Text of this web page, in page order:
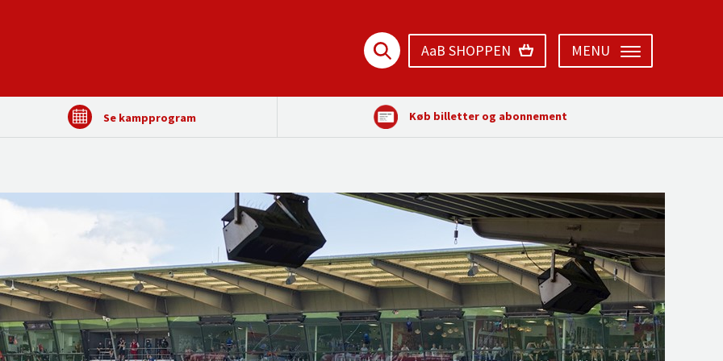
AaB SHOPPEN MENU
Køb billetter og abonnement
Se kampprogram